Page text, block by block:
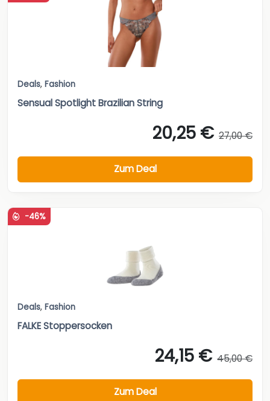
Deals, Fashion
Sensual Spotlight Brazilian String
20,25 € 27,00 €
Zum Deal
-46%
Deals, Fashion
FALKE Stoppersocken
24,15 € 45,00 €
Zum Deal